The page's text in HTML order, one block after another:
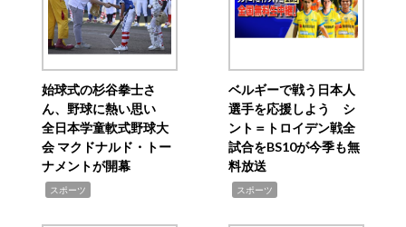
始球式の杉谷拳士さ
ん、野球に熱い思い
全日本学童軟式野球大
会 マクドナルド・トー
ナメントが開幕
スポーツ
ベルギーで戦う日本人
選手を応援しよう シ
ント＝トロイデン戦全
試合をBS10が今季も無
料放送
スポーツ